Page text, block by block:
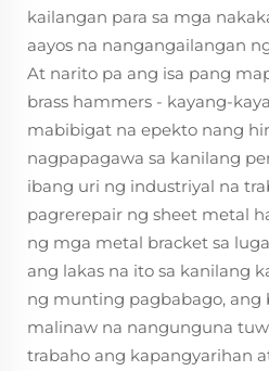
kailangan para sa mga
aayos na nangangailangan
At narito pa ang isa pang
brass hammers - kayang-
mabibigat na epekto nang
nagpapagawa sa kanilang
ibang uri ng industriyal na
pagrerepair ng sheet metal
ng mga metal bracket sa
ang lakas na ito sa kanilang
ng munting pagbabago, ang
malinaw na nangunguna
trabaho ang kapangyarihan